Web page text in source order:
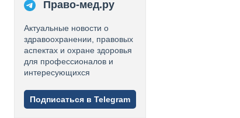
Право-мед.ру
Актуальные новости о
здравоохранении, правовых
аспектах и охране здоровья
для профессионалов и
интересующихся
Подписаться в Telegram